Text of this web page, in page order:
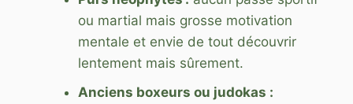
ou martial mais grosse motivation
mentale et envie de tout découvrir
lentement mais sûrement.
Anciens boxeurs ou judokas :